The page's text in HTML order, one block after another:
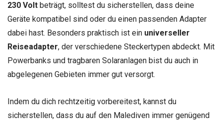
230 Volt beträgt, solltest du sicherstellen, dass deine
Geräte kompatibel sind oder du einen passenden Adapter
dabei hast. Besonders praktisch ist ein universeller
Reiseadapter, der verschiedene Steckertypen abdeckt. Mit
Powerbanks und tragbaren Solaranlagen bist du auch in
abgelegenen Gebieten immer gut versorgt.
Indem du dich rechtzeitig vorbereitest, kannst du
sicherstellen, dass du auf den Malediven immer genügend